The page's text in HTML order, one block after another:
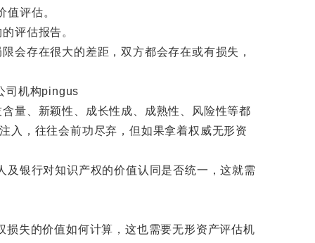
评估。
评估报告。
存在很大的差距，双方都会存在或有损失，
、新颖性、成长性成、成熟性、风险性等都
入，往往会前功尽弃，但如果拿着权威无形资
银行对知识产权的价值认同是否统一，这就需
失的价值如何计算，这也需要无形资产评估机